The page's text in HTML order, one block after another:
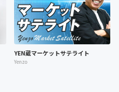
YEN蔵マーケットサテライト
Yenzo